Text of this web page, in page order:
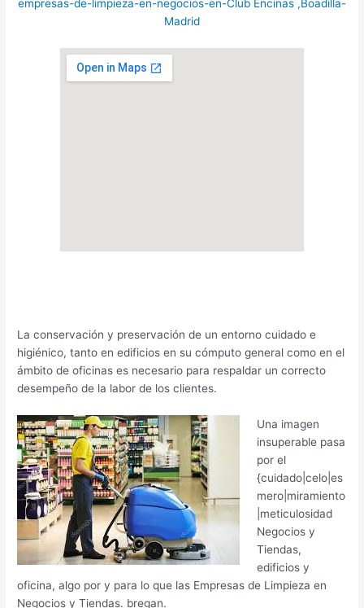
empresas-de-limpieza-en-negocios-en-Club Encinas ,Boadilla-
Madrid
La conservación y preservación de un entorno cuidado e
higiénico, tanto en edificios en su cómputo general como en el
ámbito de oficinas es necesario para respaldar un correcto
desempeño de la labor de los clientes.
Una imagen
insuperable pasa
por el
{cuidado|celo|es
mero|miramiento
|meticulosidad
Negocios y
Tiendas,
edificios y
oficina, algo por y para lo que las Empresas de Limpieza en
Negocios y Tiendas. bregan.